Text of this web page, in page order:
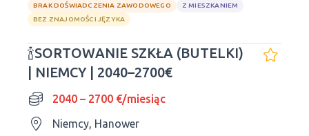
BRAK DOŚWIADCZENIA ZAWODOWEGO
Z MIESZKANIEM
BEZ ZNAJOMOŚCI JĘZYKA
🍾SORTOWANIE SZKŁA (BUTELKI)
| NIEMCY | 2040–2700€
2040 – 2700 €/miesiąc
Niemcy, Hanower